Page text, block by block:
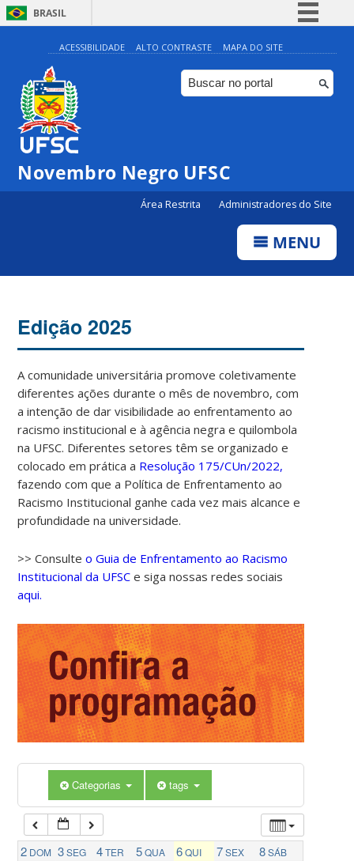
BRASIL
Simplifique!
Comunica BR
Participe
ACESSIBILIDADE ALTO CONTRASTE MAPA DO SITE
Novembro Negro UFSC
Área Restrita Administradores do Site
MENU
Edição 2025
A comunidade universitária promove coletivamente
diferentes ações durante o mês de novembro, com
a intenção de dar visibilidade ao enfrentamento ao
racismo institucional e à agência negra e quilombola
na UFSC. Diferentes setores têm se organizado e
colocado em prática a Resolução 175/CUn/2022,
fazendo com que a Política de Enfrentamento ao
Racismo Institucional ganhe cada vez mais alcance e
profundidade na universidade.
>> Consulteo Guia de Enfrentamento ao Racismo
Institucional da UFSC e siga nossas redes sociais
aqui.
Categorias tags
2 DOM 3SEG 4TER 5QUA 6QUI 7SEX 8SÁB
00:00
01:00
03:00
04:00
07:00